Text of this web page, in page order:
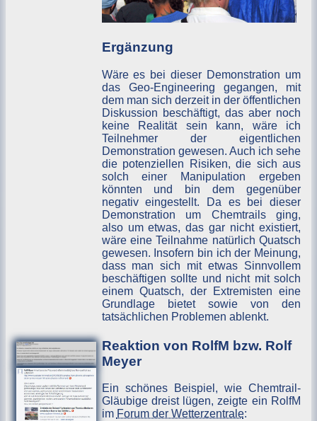
Ergänzung
Wäre es bei dieser Demonstration um
das Geo-Engineering gegangen, mit
dem man sich derzeit in der öffentlichen
Diskussion beschäftigt, das aber noch
keine Realität sein kann, wäre ich
Teilnehmer der eigentlichen
Demonstration gewesen. Auch ich sehe
die potenziellen Risiken, die sich aus
solch einer Manipulation ergeben
könnten und bin dem gegenüber
negativ eingestellt. Da es bei dieser
Demonstration um Chemtrails ging,
also um etwas, das gar nicht existiert,
wäre eine Teilnahme natürlich Quatsch
gewesen. Insofern bin ich der Meinung,
dass man sich mit etwas Sinnvollem
beschäftigen sollte und nicht mit solch
einem Quatsch, der Extremisten eine
Grundlage bietet sowie von den
tatsächlichen Problemen ablenkt.
Reaktion von RolfM bzw. Rolf
Meyer
Ein schönes Beispiel, wie Chemtrail-
Gläubige dreist lügen, zeigte ein RolfM
im Forum der Wetterzentrale: